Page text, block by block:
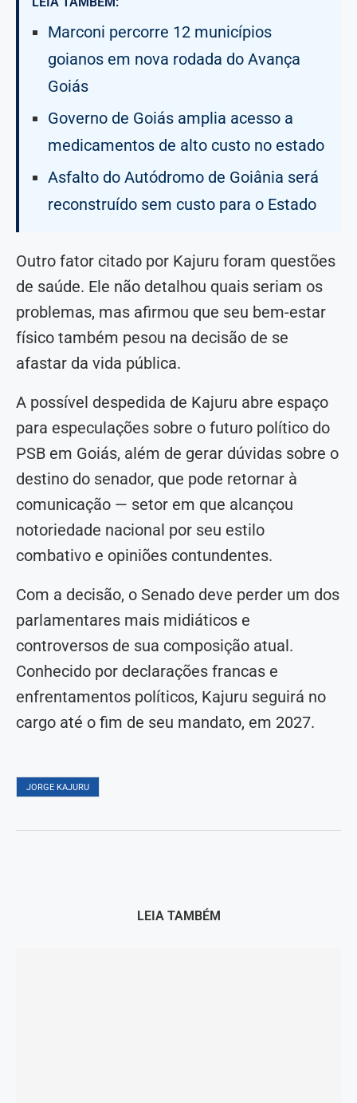
Marconi percorre 12 municípios
goianos em nova rodada do Avança
Goiás
Governo de Goiás amplia acesso a
medicamentos de alto custo no estado
Asfalto do Autódromo de Goiânia será
reconstruído sem custo para o Estado
Outro fator citado por Kajuru foram questões
de saúde. Ele não detalhou quais seriam os
problemas, mas afirmou que seu bem-estar
físico também pesou na decisão de se
afastar da vida pública.
A possível despedida de Kajuru abre espaço
para especulações sobre o futuro político do
PSB em Goiás, além de gerar dúvidas sobre o
destino do senador, que pode retornar à
comunicação — setor em que alcançou
notoriedade nacional por seu estilo
combativo e opiniões contundentes.
Com a decisão, o Senado deve perder um dos
parlamentares mais midiáticos e
controversos de sua composição atual.
Conhecido por declarações francas e
enfrentamentos políticos, Kajuru seguirá no
cargo até o fim de seu mandato, em 2027.
JORGE KAJURU
LEIA TAMBÉM